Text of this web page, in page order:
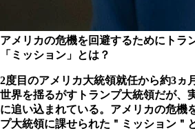
アメリカの危機を回避するためにトラ
「ミッション」とは？
2度目のアメリカ大統領就任から約3ヵ
世界を揺るがすトランプ大統領だが、
に追い込まれている。アメリカの危機
プ大統領に課せられた＂ミッション＂